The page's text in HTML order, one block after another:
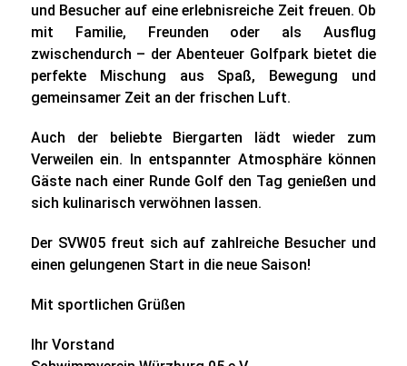
und Besucher auf eine erlebnisreiche Zeit freuen. Ob
mit Familie, Freunden oder als Ausflug
zwischendurch – der Abenteuer Golfpark bietet die
perfekte Mischung aus Spaß, Bewegung und
gemeinsamer Zeit an der frischen Luft.
Auch der beliebte Biergarten lädt wieder zum
Verweilen ein. In entspannter Atmosphäre können
Gäste nach einer Runde Golf den Tag genießen und
sich kulinarisch verwöhnen lassen.
Der SVW05 freut sich auf zahlreiche Besucher und
einen gelungenen Start in die neue Saison!
Mit sportlichen Grüßen
Ihr Vorstand